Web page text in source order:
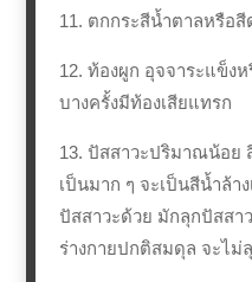
11. ตกกระสีน้ำตาลหรือสี
12. ท้องผูก อุจจาระแข็ง
บางครั้งมีท้องเสียแทรก
13. ปัสสาวะปริมาณน้อย
เป็นมาก ๆ จะเป็นสีน้ำล้า
ปัสสาวะด้วย มักลุกปัสสา
ร่างกายปกติสมดุล จะไม่